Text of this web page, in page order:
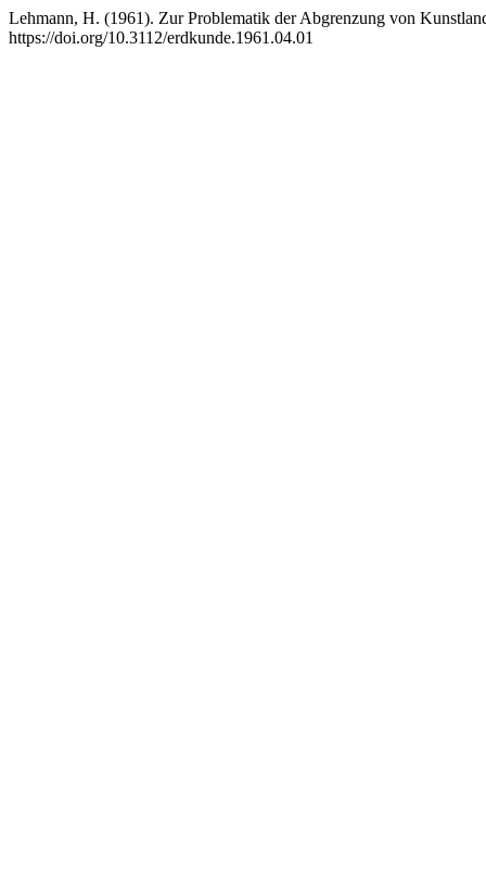
Lehmann, H. (1961). Zur Problematik der Abgrenzung von
https://doi.org/10.3112/erdkunde.1961.04.01